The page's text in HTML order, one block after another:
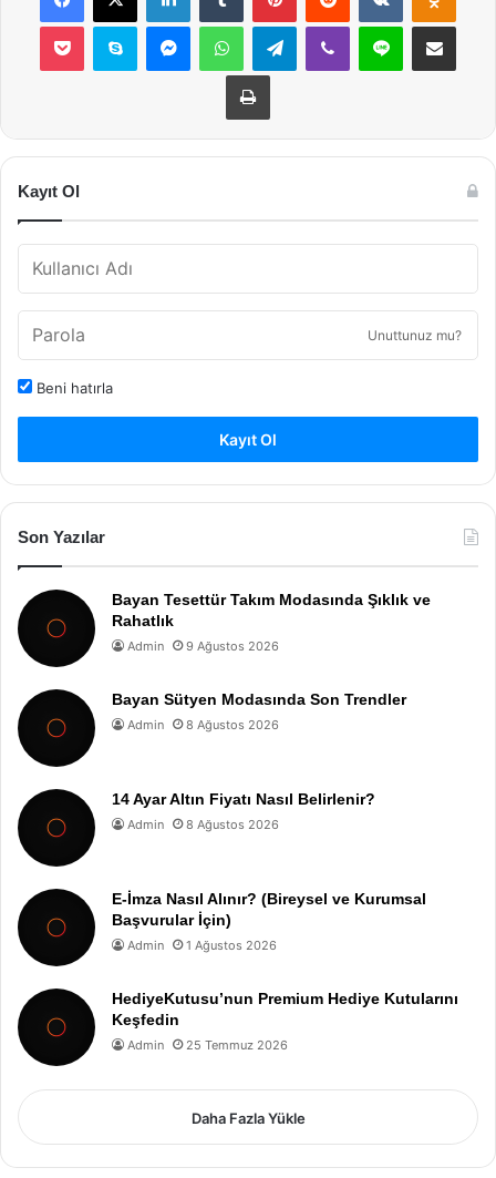
Pocket Skype MessengerWhatsAppTelegramViber Line E-Posta ile
Yazdır
Kayıt Ol
Unuttunuz mu?
Beni hatırla
Kayıt Ol
Son Yazılar
Bayan Tesettür Takım Modasında Şıklık ve
Rahatlık
Admin 9 Ağustos 2026
Bayan Sütyen Modasında Son Trendler
Admin 8 Ağustos 2026
14 Ayar Altın Fiyatı Nasıl Belirlenir?
Admin 8 Ağustos 2026
E-İmza Nasıl Alınır? (Bireysel ve Kurumsal
Başvurular İçin)
Admin 1 Ağustos 2026
HediyeKutusu’nun Premium Hediye Kutularını
Keşfedin
Admin 25 Temmuz 2026
Daha Fazla Yükle